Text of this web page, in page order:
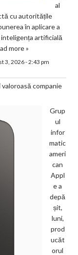
al
cu autoritățile
în aplicare a
artificială
more »
3, 2026 - 2:43 pm
companie
Grup
ul
infor
matic
ameri
can
Appl
e a
depă
șit,
luni,
prod
ucăt
orul